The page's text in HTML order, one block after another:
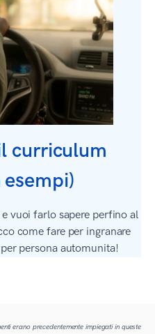
curriculum
vuoi farlo sapere perfino al
come fare per ingranare
persona automunita!
erano precedentemente impiegati in queste